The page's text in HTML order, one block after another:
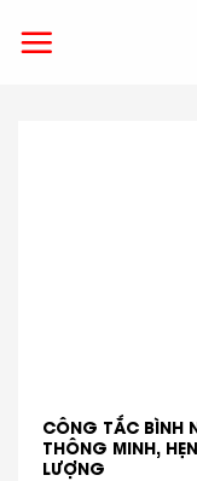
CÔNG TẮC BÌNH
THÔNG MINH,
LƯỢNG